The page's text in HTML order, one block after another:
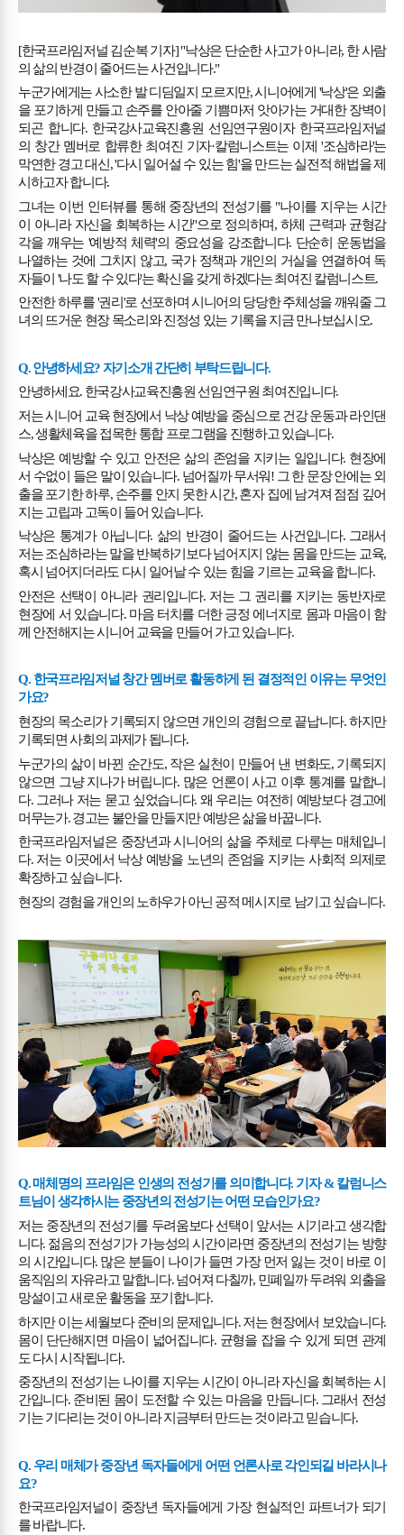
[한국프라임저널 김순복 기자] "낙상은 단순한 사고가 아니라, 한 사람
의 삶의 반경이 줄어드는 사건입니다."
누군가에게는 사소한 발 디딤일지 모르지만,시니어에게 '낙상'은 외출
을 포기하게 만들고 손주를 안아줄 기쁨마저 앗아가는 거대한 장벽이
되곤 합니다. 한국강사교육진흥원 선임연구원이자 한국프라임저널
의 창간 멤버로 합류한 최여진 기자·칼럼니스트는 이제'조심하라'는
막연한 경고 대신 , '다시 일어설 수 있는 힘'을 만드는 실전적 해법을 제
시하고자 합니다.
그녀는 이번 인터뷰를 통해 중장년의 전성기를 "나이를 지우는 시간
이 아니라 자신을 회복하는 시간"으로 정의하며, 하체 근력과 균형감
각을 깨우는 '예방적 체력'의 중요성을 강조합니다. 단순히 운동법을
나열하는 것에 그치지 않고, 국가 정책과 개인의 거실을 연결하여 독
자들이 '나도 할 수 있다'는 확신을 갖게 하겠다는 최여진 칼럼니스트.
안전한 하루를'권리 '로 선포하며 시니어의 당당한 주체성을 깨워줄 그
녀의 뜨거운 현장 목소리와 진정성 있는 기록을 지금 만나보십시오.
Q.안녕하세요?자기소개 간단히 부탁드립니다.
안녕하세요. 한국강사교육진흥원 선임연구원 최여진입니다.
저는 시니어 교육 현장에서 낙상 예방을 중심으로 건강 운동과 라인댄
스,생활체육을 접목한 통합 프로그램을 진행하고 있습니다.
낙상은 예방할 수 있고 안전은 삶의 존엄을 지키는 일입니다. 현장에
서 수없이 들은 말이 있습니다. 넘어질까 무서워! 그 한 문장 안에는 외
출을 포기한 하루, 손주를 안지 못한 시간,혼자 집에 남겨져 점점 깊어
지는 고립과 고독이 들어 있습니다.
낙상은 통계가 아닙니다. 삶의 반경이 줄어드는 사건입니다. 그래서
저는 조심하라는 말을 반복하기보다 넘어지지 않는 몸을 만드는 교육,
혹시 넘어지더라도 다시 일어날 수 있는 힘을 기르는 교육을 합니다.
안전은 선택이 아니라 권리입니다. 저는 그 권리를 지키는 동반자로
현장에 서 있습니다. 마음 터치를 더한 긍정 에너지로 몸과 마음이 함
께 안전해지는 시니어 교육을 만들어 가고 있습니다.
Q. 한국프라임저널 창간 멤버로 활동하게 된 결정적인 이유는 무엇인
가요?
현장의 목소리가 기록되지 않으면 개인의 경험으로 끝납니다.하지만
기록되면 사회의 과제가 됩니다.
누군가의 삶이 바뀐 순간도, 작은 실천이 만들어 낸 변화도, 기록되지
않으면 그냥 지나가 버립니다. 많은 언론이 사고 이후 통계를 말합니
다. 그러나 저는 묻고 싶었습니다. 왜 우리는 여전히 예방보다 경고에
머무는가.경고는 불안을 만들지만 예방은 삶을 바꿉니다.
한국프라임저널은 중장년과 시니어의 삶을 주체로 다루는 매체입니
다. 저는 이곳에서 낙상 예방을 노년의 존엄을 지키는 사회적 의제로
확장하고 싶습니다.
현장의 경험을 개인의 노하우가 아닌 공적 메시지로 남기고 싶습니다.
Q.매체명의 프라임은 인생의 전성기를 의미합니다. 기자&칼럼니스
트님이 생각하시는 중장년의 전성기는 어떤 모습인가요?
저는 중장년의 전성기를 두려움보다 선택이 앞서는 시기라고 생각합
니다. 젊음의 전성기가 가능성의 시간이라면 중장년의 전성기는 방향
의 시간입니다. 많은 분들이 나이가 들면 가장 먼저 잃는 것이 바로 이
움직임의 자유라고 말합니다.넘어져 다칠까, 민폐일까 두려워 외출을
망설이고 새로운 활동을 포기합니다.
하지만 이는 세월보다 준비의 문제입니다.저는 현장에서 보았습니다.
몸이 단단해지면 마음이 넓어집니다. 균형을 잡을 수 있게 되면 관계
도 다시 시작됩니다.
중장년의 전성기는 나이를 지우는 시간이 아니라 자신을 회복하는 시
간입니다. 준비된 몸이 도전할 수 있는 마음을 만듭니다. 그래서 전성
기는 기다리는 것이 아니라 지금부터 만드는 것이라고 믿습니다.
Q. 우리 매체가 중장년 독자들에게 어떤 언론사로 각인되길 바라시나
요?
한국프라임저널이 중장년 독자들에게 가장 현실적인 파트너가 되기
를 바랍니다.